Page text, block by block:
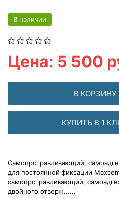
В наличии
Цена: 5 500
В КОРЗИНУ
КУПИТЬ В 1
Самопротравливающий,
для постоянной фиксации
самопротравливающий,
двойного отверж......